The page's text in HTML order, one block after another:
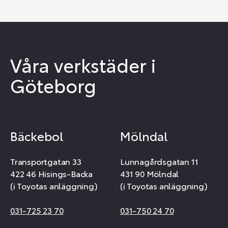
Våra verkstäder i
Göteborg
Bäckebol
Transportgatan 33
422 46 Hisings-Backa
(i Toyotas anläggning)
031-725 23 70
Mölndal
Lunnagårdsgatan 11
431 90 Mölndal
(i Toyotas anläggning)
031-750 24 70